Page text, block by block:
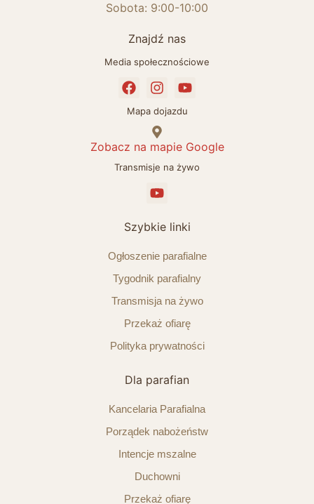
Sobota: 9:00-10:00
Szybkie linki
Ogłoszenie parafialne
Tygodnik parafialny
Transmisja na żywo
Przekaż ofiarę
Polityka prywatności
Dla parafian
Kancelaria Parafialna
Porządek nabożeństw
Intencje mszalne
Duchowni
Przekaż ofiarę
Znajdź nas
Media społecznościowe
Mapa dojazdu
Zobacz na mapie Google
Transmisje na żywo